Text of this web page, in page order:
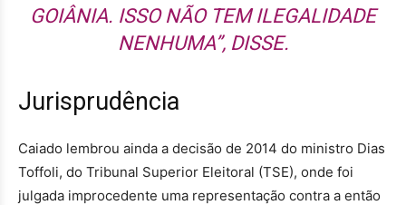
GOIÂNIA. ISSO NÃO TEM ILEGALIDADE
NENHUMA”, DISSE.
Jurisprudência
Caiado lembrou ainda a decisão de 2014 do ministro Dias
Toffoli, do Tribunal Superior Eleitoral (TSE), onde foi
julgada improcedente uma representação contra a então